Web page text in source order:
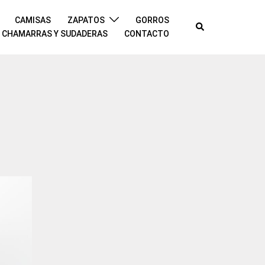
CAMISAS ZAPATOS
GORROS
CHAMARRAS Y SUDADERAS
CONTACTO
Buscar